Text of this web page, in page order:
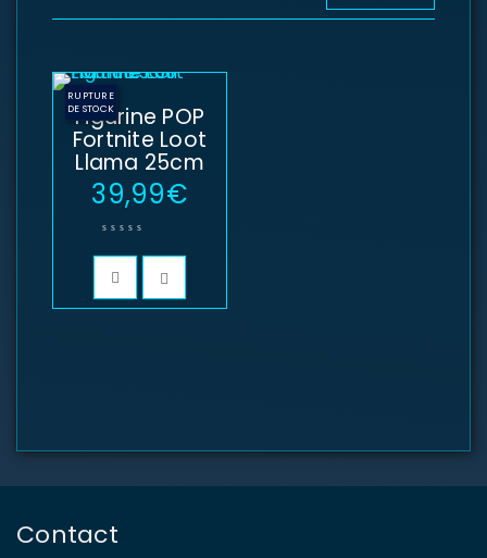
RUPTURE
DE STOCK
Figurine POP
Fortnite Loot
Llama 25cm
39,99€
Contact